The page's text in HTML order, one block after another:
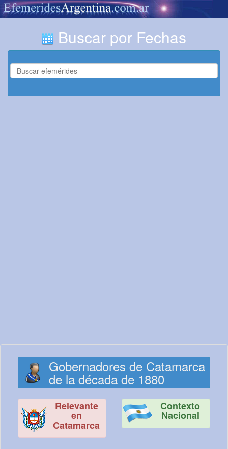
Buscar por Fechas
Gobernadores de Catamarca
de la década de 1880
Relevante
en
Catamarca
Contexto
Nacional